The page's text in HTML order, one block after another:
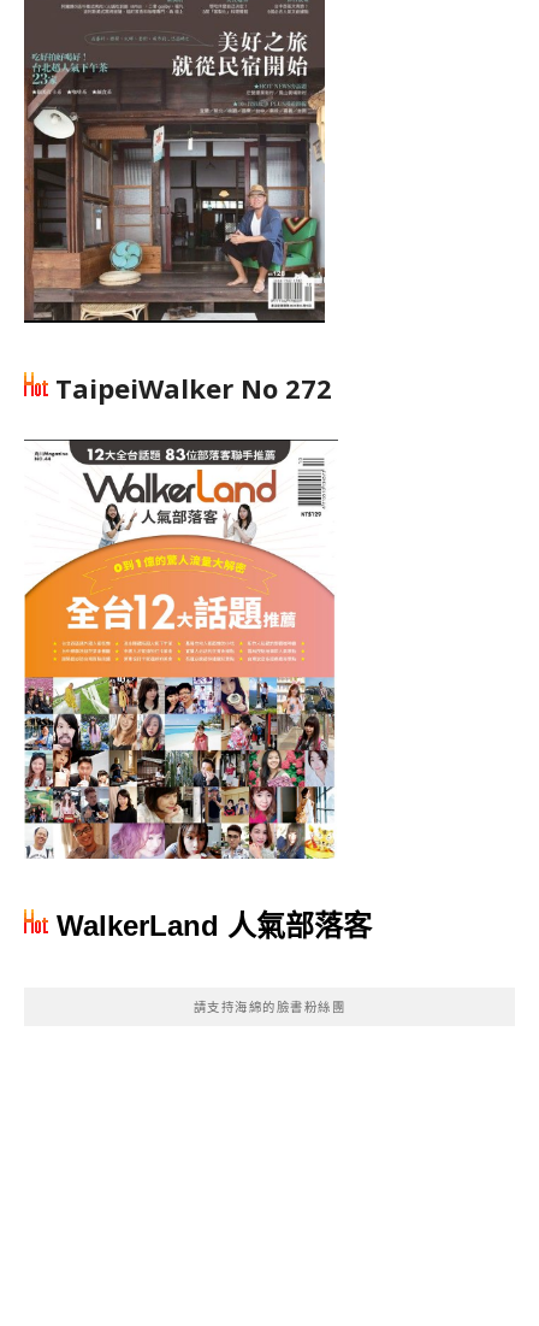
TaipeiWalker No 272
WalkerLand 人氣部落客
請支持海綿的臉書粉絲團